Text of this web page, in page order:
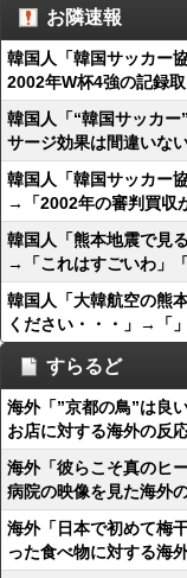
お隣速報
韓国人「韓国サッカー
2002年W杯4強の記録
韓国人「“韓国サッカ
サージ効果は間違いな
韓国人「韓国サッカー
→「2002年の審判買収
韓国人「熊本地震で見
→「これはすごいわ」
韓国人「大韓航空の熊
ください・・・」→「」
すらるど
海外「”京都の鳥”は良
お店に対する海外の反
海外「彼らこそ真のヒ
病院の映像を見た海外
海外「日本で初めて梅
った食べ物に対する海